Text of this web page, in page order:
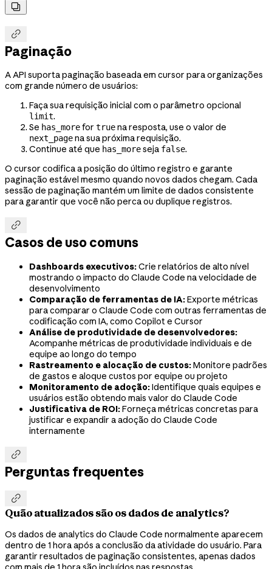


Paginação
A API suporta paginação baseada em cursor para organizações
com grande número de usuários:
Faça sua requisição inicial com o parâmetro opcional
limit.
Se has_morefor truena resposta, use o valor de
next_pagena sua próxima requisição.
Continue até que has_moreseja false.
O cursor codifica a posição do último registro e garante
paginação estável mesmo quando novos dados chegam. Cada
sessão de paginação mantém um limite de dados consistente
para garantir que você não perca ou duplique registros.

Casos de uso comuns
Dashboards executivos:Crie relatórios de alto nível
mostrando o impacto do Claude Code na velocidade de
desenvolvimento
Comparação de ferramentas de IA:Exporte métricas
para comparar o Claude Code com outras ferramentas de
codificação com IA, como Copilot e Cursor
Análise de produtividade de desenvolvedores:
Acompanhe métricas de produtividade individuais e de
equipe ao longo do tempo
Rastreamento e alocação de custos:Monitore padrões
de gastos e aloque custos por equipe ou projeto
Monitoramento de adoção:Identifique quais equipes e
usuários estão obtendo mais valor do Claude Code
Justificativa de ROI:Forneça métricas concretas para
justificar e expandir a adoção do Claude Code
internamente

Perguntas frequentes

Quão atualizados são os dados de analytics?
Os dados de analytics do Claude Code normalmente aparecem
dentro de 1 hora após a conclusão da atividade do usuário. Para
garantir resultados de paginação consistentes, apenas dados